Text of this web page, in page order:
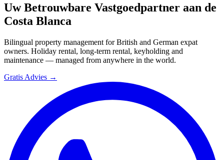
Uw Betrouwbare Vastgoedpartner aan de
Costa Blanca
Bilingual property management for British and German expat
owners. Holiday rental, long-term rental, keyholding and
maintenance — managed from anywhere in the world.
Gratis Advies →